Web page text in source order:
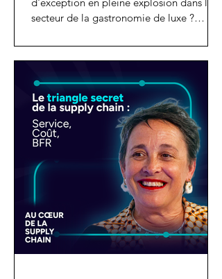
secteur de la gastronomie de luxe ?
marque en hyper-croissance ? Comment
mettre en place un service client qui soit
au coeur de la transformation ?